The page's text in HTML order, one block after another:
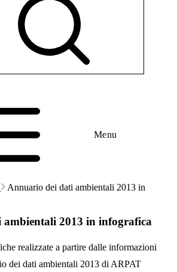
Menu
Annuario dei dati ambientali 2013 in
2013 in infografica
realizzate a partire dalle informazioni
dei dati ambientali 2013 di ARPAT